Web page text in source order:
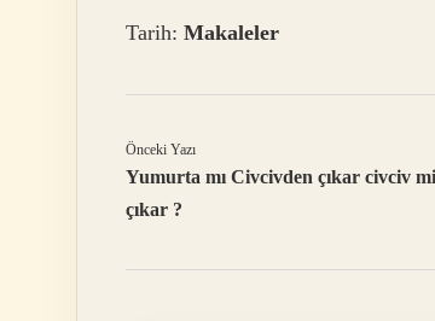
Tarih: Makaleler
Önceki Yazı
Yumurta mı Civcivden çıkar civciv
çıkar ?